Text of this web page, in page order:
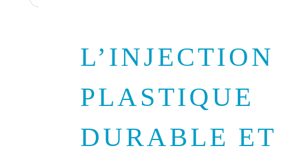
L’INJECTION
PLASTIQUE
DURABLE ET